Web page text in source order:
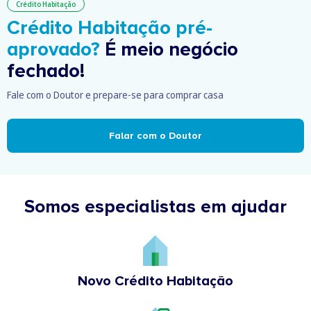
Crédito Habitação
Crédito Habitação pré-
aprovado? É meio negócio
fechado!
Fale com o Doutor e prepare-se para comprar casa
Falar com o Doutor
Somos especialistas em ajudar
Novo Crédito Habitação